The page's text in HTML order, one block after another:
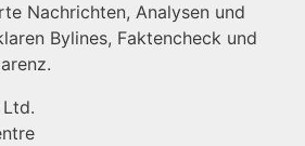
Nachrichten, Analysen und
Bylines, Faktencheck und